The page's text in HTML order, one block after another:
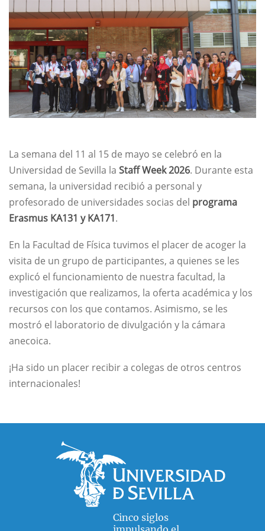
La semana del 11 al 15 de mayo se celebró en la
Universidad de Sevilla la Staff Week 2026. Durante esta
semana, la universidad recibió a personal y
profesorado de universidades socias del programa
Erasmus KA131 y KA171.
En la Facultad de Física tuvimos el placer de acoger la
visita de un grupo de participantes, a quienes se les
explicó el funcionamiento de nuestra facultad, la
investigación que realizamos, la oferta académica y los
recursos con los que contamos. Asimismo, se les
mostró el laboratorio de divulgación y la cámara
anecoica.
¡Ha sido un placer recibir a colegas de otros centros
internacionales!
Cinco siglos